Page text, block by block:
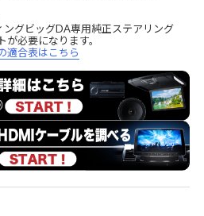
グビッグDA専用純正ステアリング
必要になります。
適合表はこちら